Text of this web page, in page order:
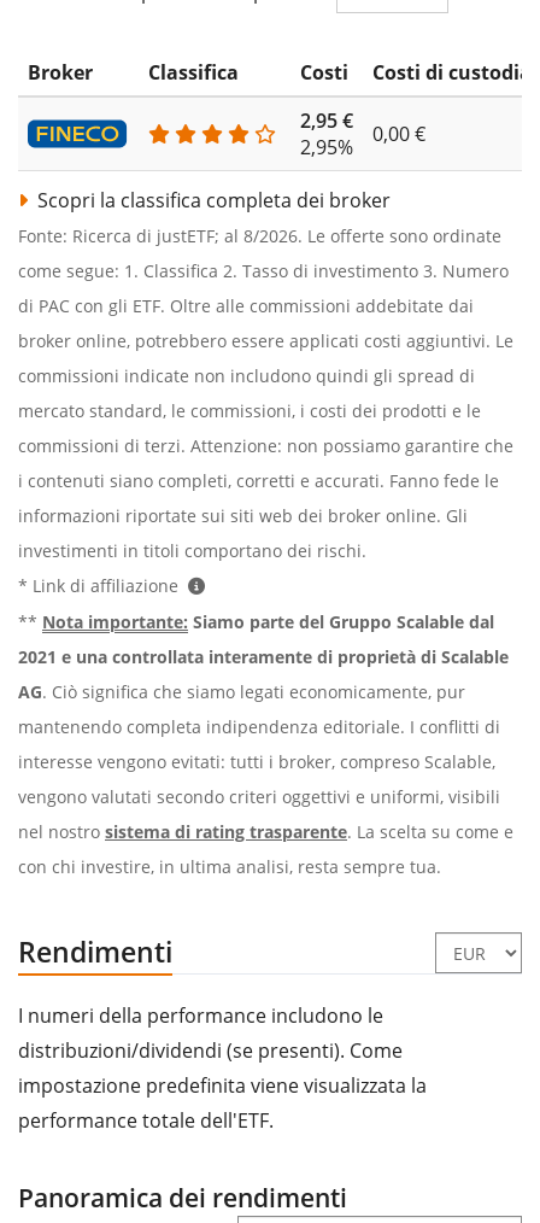
Broker Classifica Costi
Costi di custodia
2,95 €
2,95%
0,00 €
Scopri la classifica completa dei broker
Fonte: Ricerca di justETF; al 8/2026. Le offerte sono ordinate
come segue: 1. Classifica 2. Tasso di investimento 3. Numero
di PAC con gli ETF. Oltre alle commissioni addebitate dai
broker online, potrebbero essere applicati costi aggiuntivi. Le
commissioni indicate non includono quindi gli spread di
mercato standard, le commissioni, i costi dei prodotti e le
commissioni di terzi. Attenzione: non possiamo garantire che
i contenuti siano completi, corretti e accurati. Fanno fede le
informazioni riportate sui siti web dei broker online. Gli
investimenti in titoli comportano dei rischi.
* Link di affiliazione
** Nota importante: Siamo parte del Gruppo Scalable dal
2021 e una controllata interamente di proprietà di Scalable
AG. Ciò significa che siamo legati economicamente, pur
mantenendo completa indipendenza editoriale. I conflitti di
interesse vengono evitati: tutti i broker, compreso Scalable,
vengono valutati secondo criteri oggettivi e uniformi, visibili
nel nostro sistema di rating trasparente. La scelta su come e
con chi investire, in ultima analisi, resta sempre tua.
Rendimenti
I numeri della performance includono le
distribuzioni/dividendi (se presenti). Come
impostazione predefinita viene visualizzata la
performance totale dell'ETF.
Panoramica dei rendimenti